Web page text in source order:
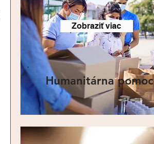
Zobraziť viac
Humanitárna pomoc